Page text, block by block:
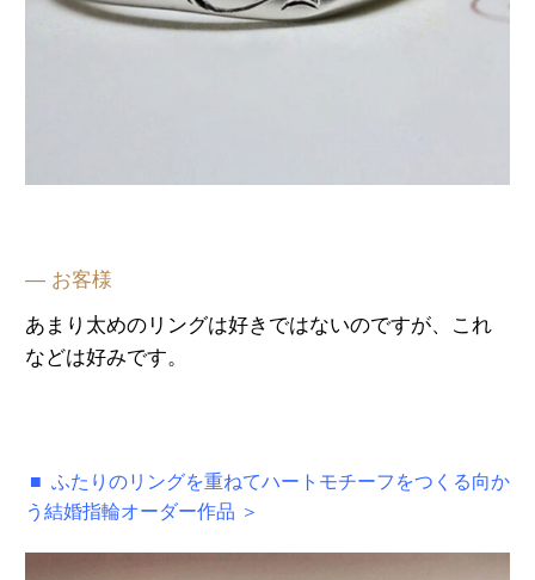
— お客様
あまり太めのリングは好きではないのですが、これ
などは好みです。
■ ふたりのリングを重ねてハートモチーフをつくる向か
う結婚指輪オーダー作品 ＞